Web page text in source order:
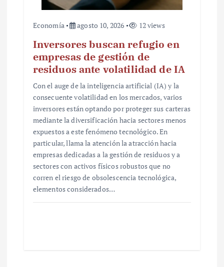
Economía agosto 10, 2026 12 views
Inversores buscan refugio en
empresas de gestión de
residuos ante volatilidad de IA
Con el auge de la inteligencia artificial (IA) y la
consecuente volatilidad en los mercados, varios
inversores están optando por proteger sus carteras
mediante la diversificación hacia sectores menos
expuestos a este fenómeno tecnológico. En
particular, llama la atención la atracción hacia
empresas dedicadas a la gestión de residuos y a
sectores con activos físicos robustos que no
corren el riesgo de obsolescencia tecnológica,
elementos considerados…